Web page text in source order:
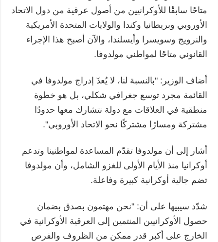
متاحًا سابقًا للأوكرانيين من أصول عرقية من دول الاتحاد
الأوروبي وبريطانيا وكندا والولايات المتحدة الأمريكية
والنرويج وسويسرا وأيسلندا، والآن أصبح هذا الإجراء
القانوني متاحًا لمواطني مولدوفا.
أضاف الوزير: "بالنسبة لنا، لا يُعدّ إدراج مولدوفا في
القائمة مجرد توسع جغرافي شكلي، بل هو خطوة
منطقية في العلاقات مع دولة نتشارك معها حدودًا
مشتركة ومسارًا مشتركًا نحو الاتحاد الأوروبي".
أشار إلى أن مولدوفا تقدّم المساعدة لمواطنينا وتدعم
أوكرانيا منذ الأيام الأولى للغزو الشامل، وأن مولدوفا
تضم جالية أوكرانية كبيرة وفاعلة.
شدّد سيبيها على أن: "نحن مهتمون بصدق بضمان
حصول الأوكرانيين المنتمين إلى العرقية الأوكرانية في
الخارج على أكبر قدر ممكن من الظروف والفرص